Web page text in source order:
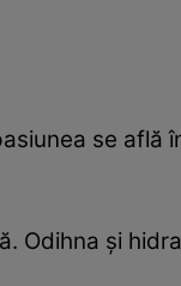
se
Odihna și